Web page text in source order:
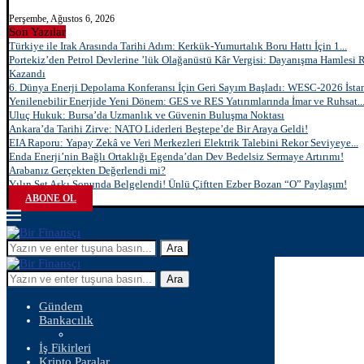
Perşembe, Ağustos 6, 2026
Son Yazılar
Türkiye ile Irak Arasında Tarihi Adım: Kerkük-Yumurtalık Boru Hattı İçin 1...
Portekiz’den Petrol Devlerine ’lük Olağanüstü Kâr Vergisi: Dayanışma Hamlesi
Kazandı
6. Dünya Enerji Depolama Konferansı İçin Geri Sayım Başladı: WESC-2026
Yenilenebilir Enerjide Yeni Dönem: GES ve RES Yatırımlarında İmar ve Ruhsat...
Uluç Hukuk: Bursa’da Uzmanlık ve Güvenin Buluşma Noktası
Ankara’da Tarihi Zirve: NATO Liderleri Beştepe’de Bir Araya Geldi!
EIA Raporu: Yapay Zekâ ve Veri Merkezleri Elektrik Talebini Rekor Seviyeye...
Enda Enerji’nin Bağlı Ortaklığı Egenda’dan Dev Bedelsiz Sermaye Artırımı!
Arabanız Gerçekten Değerlendi mi?
Yılın Set Aşkı Sonunda Belgelendi! Ünlü Çiftten Ezber Bozan “O” Paylaşım!
ABONE OL
Ara
Ara
Gündem
Bankacılık
İş Fikirleri